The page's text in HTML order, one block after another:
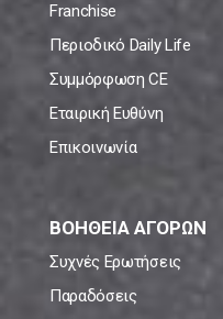
Franchise
Περιοδικό Daily Life
Συμμόρφωση CE
Εταιρική Ευθύνη
Επικοινωνία
ΒΟΗΘΕΙΑ ΑΓΟΡΩΝ
Συχνές Ερωτήσεις
Παραδόσεις